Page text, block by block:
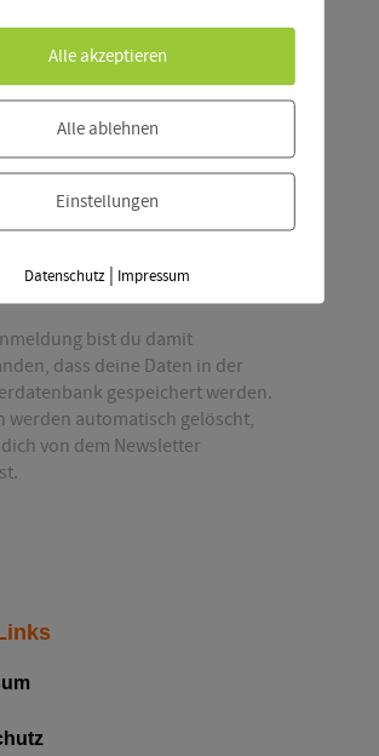
keine Neuigkeiten!
jetzt für unseren Newsletter
bist du damit
dass deine Daten in der
gespeichert werden.
werden automatisch gelöscht,
von dem Newsletter
Alle akzeptieren
Alle ablehnen
Einstellungen
Datenschutz | Impressum